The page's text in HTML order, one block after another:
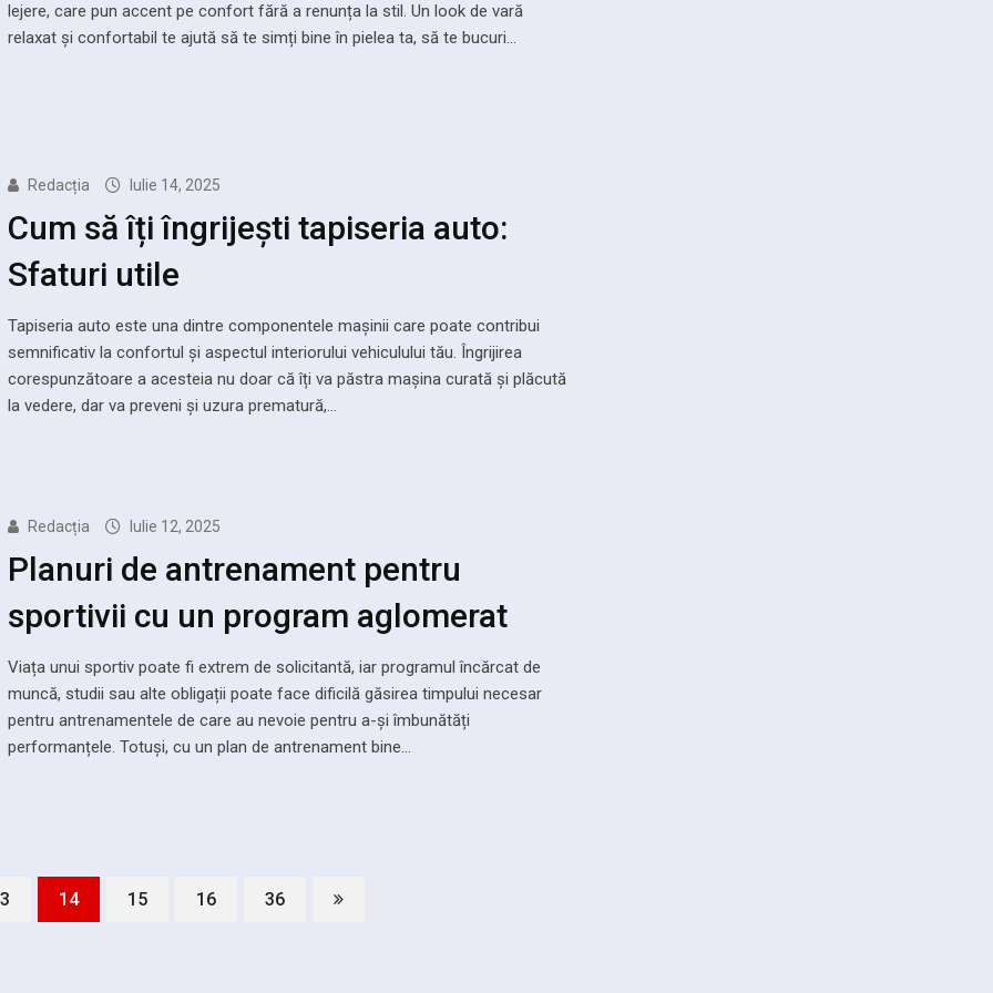
lejere, care pun accent pe confort fără a renunța la stil. Un look de vară
relaxat și confortabil te ajută să te simți bine în pielea ta, să te bucuri…
Redacția Iulie 14, 2025
Cum să îți îngrijești tapiseria auto:
Sfaturi utile
Tapiseria auto este una dintre componentele mașinii care poate contribui
semnificativ la confortul și aspectul interiorului vehiculului tău. Îngrijirea
corespunzătoare a acesteia nu doar că îți va păstra mașina curată și plăcută
la vedere, dar va preveni și uzura prematură,…
Redacția Iulie 12, 2025
Planuri de antrenament pentru
sportivii cu un program aglomerat
Viața unui sportiv poate fi extrem de solicitantă, iar programul încărcat de
muncă, studii sau alte obligații poate face dificilă găsirea timpului necesar
pentru antrenamentele de care au nevoie pentru a-și îmbunătăți
performanțele. Totuși, cu un plan de antrenament bine…
14 15 16 36